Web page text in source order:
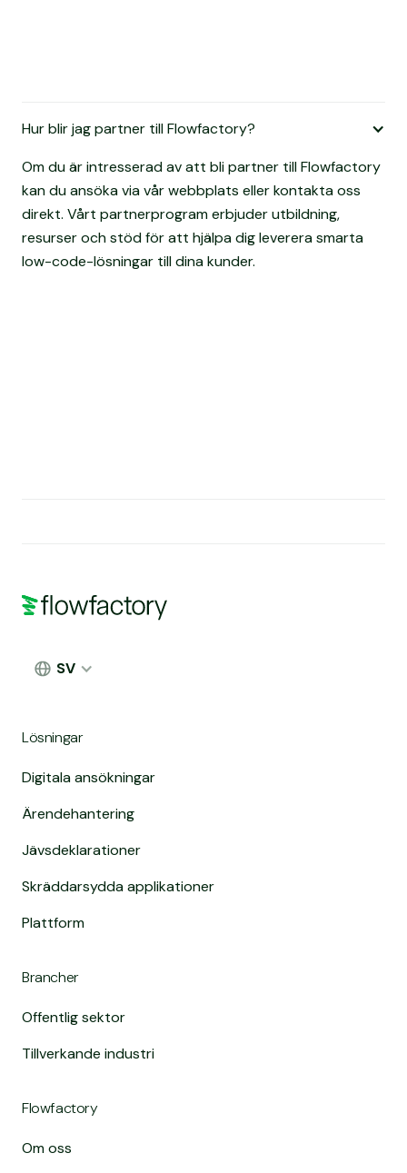
Hur blir jag partner till Flowfactory?
Om du är intresserad av att bli partner till Flowfactory
kan du ansöka via vår webbplats eller kontakta oss
direkt. Vårt partnerprogram erbjuder utbildning,
resurser och stöd för att hjälpa dig leverera smarta
low-code-lösningar till dina kunder.
SV
Lösningar
Digitala ansökningar
Ärendehantering
Jävsdeklarationer
Skräddarsydda applikationer
Plattform
Brancher
Offentlig sektor
Tillverkande industri
Flowfactory
Om oss